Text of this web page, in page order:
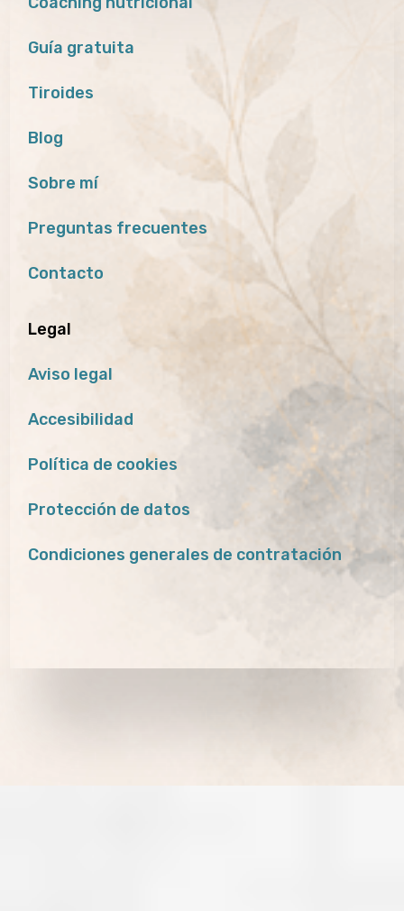
Guía gratuita
Tiroides
Blog
Sobre mí
Preguntas frecuentes
Contacto
Legal
Aviso legal
Accesibilidad
Política de cookies
Protección de datos
Condiciones generales de contratación